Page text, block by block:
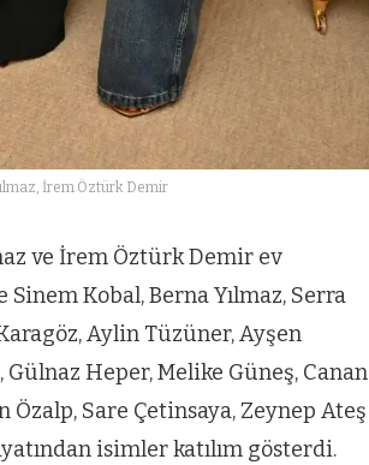
İrem Öztürk Demir
ve İrem Öztürk Demir ev
Kobal, Berna Yılmaz, Serra
Aylin Tüzüner, Ayşen
Heper, Melike Güneş, Canan
Özalp, Sare Çetinsaya, Zeynep Ateş
isimler katılım gösterdi.